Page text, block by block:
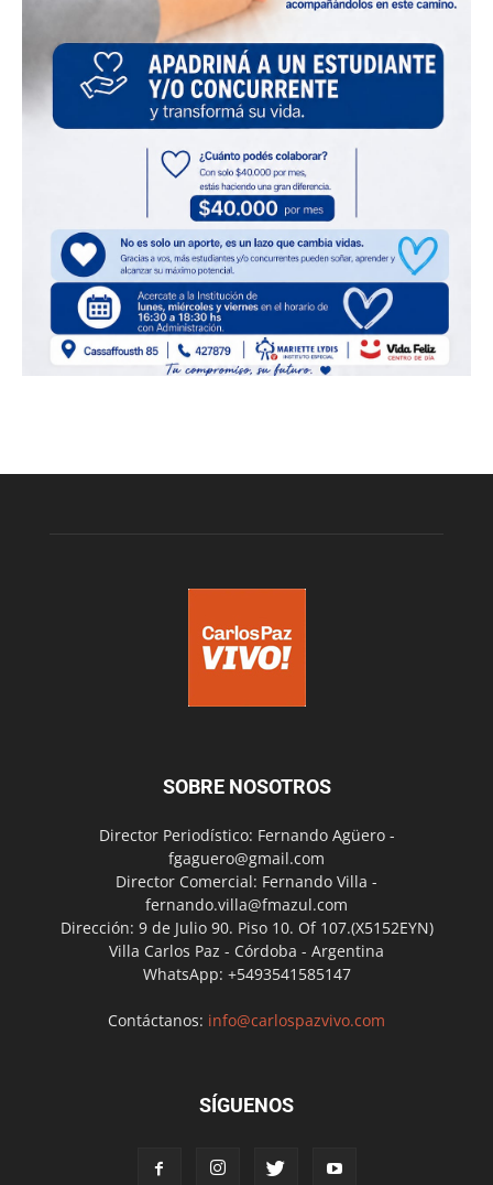
SOBRE NOSOTROS
Director Periodístico: Fernando Agüero -
fgaguero@gmail.com
Director Comercial: Fernando Villa -
fernando.villa@fmazul.com
Dirección: 9 de Julio 90. Piso 10. Of 107.(X5152EYN)
Villa Carlos Paz - Córdoba - Argentina
WhatsApp: +5493541585147
Contáctanos: info@carlospazvivo.com
SÍGUENOS